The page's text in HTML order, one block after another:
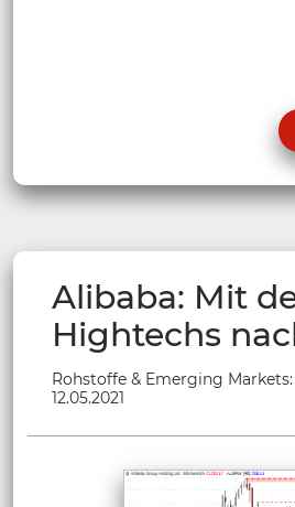
Alibaba: Mit
Hightechs
Rohstoffe & Emerging
12.05.2021